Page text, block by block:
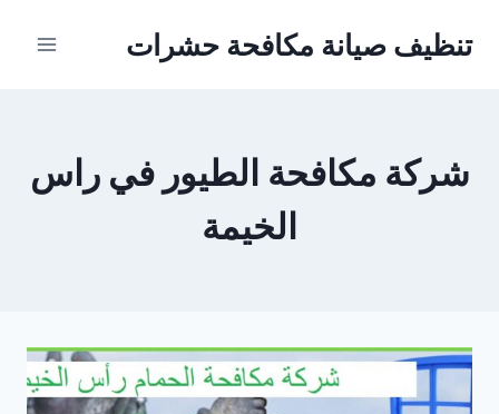
تنظيف صيانة مكافحة حشرات
شركة مكافحة الطيور في راس
الخيمة